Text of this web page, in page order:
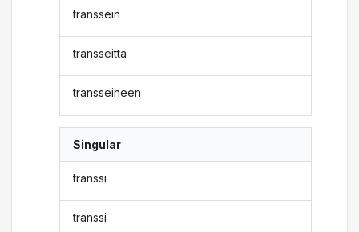
transsein
transseitta
transseineen
Singular
transsi
transsi